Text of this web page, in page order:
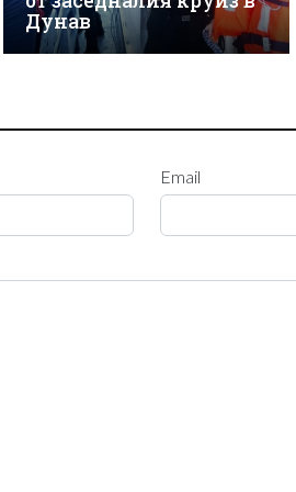
Дунав
Email